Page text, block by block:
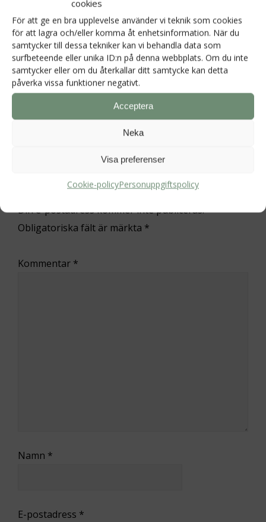
cookies
För att ge en bra upplevelse använder vi teknik som cookies
för att lagra och/eller komma åt enhetsinformation. När du
samtycker till dessa tekniker kan vi behandla data som
surfbeteende eller unika ID:n på denna webbplats. Om du inte
samtycker eller om du återkallar ditt samtycke kan detta
påverka vissa funktioner negativt.
Acceptera
Neka
Visa preferenser
Cookie-policyPersonuppgiftspolicy
//Karin & Mats som ser fram
emot att ses i annat
sammanhang:)
Svara
Lämna ett svar
Din e-postadress kommer inte publiceras.
Obligatoriska fält är märkta *
Kommentar *
Namn *
E-postadress *